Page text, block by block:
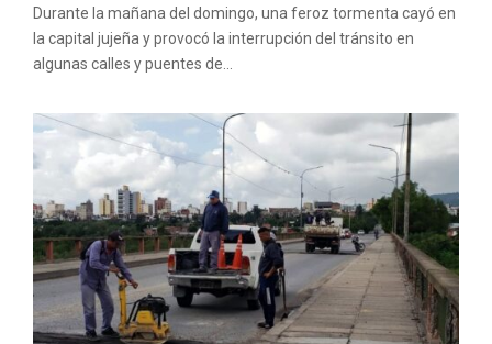
Durante la mañana del domingo, una feroz tormenta cayó en
la capital jujeña y provocó la interrupción del tránsito en
algunas calles y puentes de...